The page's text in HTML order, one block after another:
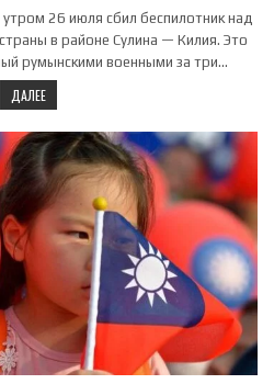
26 июля сбил беспилотник над
в районе Сулина — Килия. Это
румынскими военными за три…
ДАЛЕЕ